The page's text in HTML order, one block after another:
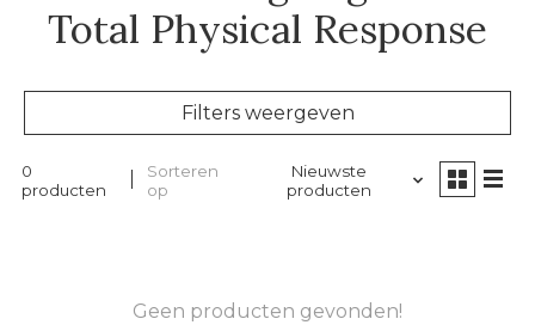
Total Physical Response
Filters weergeven
0
producten
Sorteren
op
Nieuwste
producten
Geen producten gevonden!